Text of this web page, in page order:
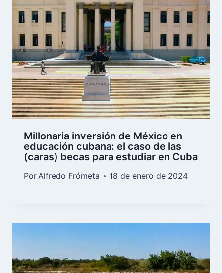
Millonaria inversión de México en
educación cubana: el caso de las
(caras) becas para estudiar en Cuba
PorAlfredo Frómeta 18 de enero de 2024